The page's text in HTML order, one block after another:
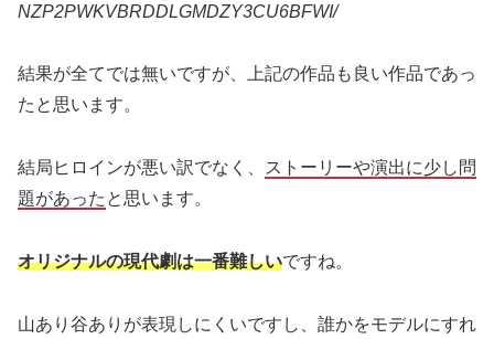
NZP2PWKVBRDDLGMDZY3CU6BFWI/
結果が全てでは無いですが、上記の作品も良い作品であっ
たと思います。
結局ヒロインが悪い訳でなく、
ストーリーや演出に少し問
題があった と思います。
オリジナルの現代劇は一番難しいですね。
山あり谷ありが表現しにくいですし、誰かをモデルにすれ